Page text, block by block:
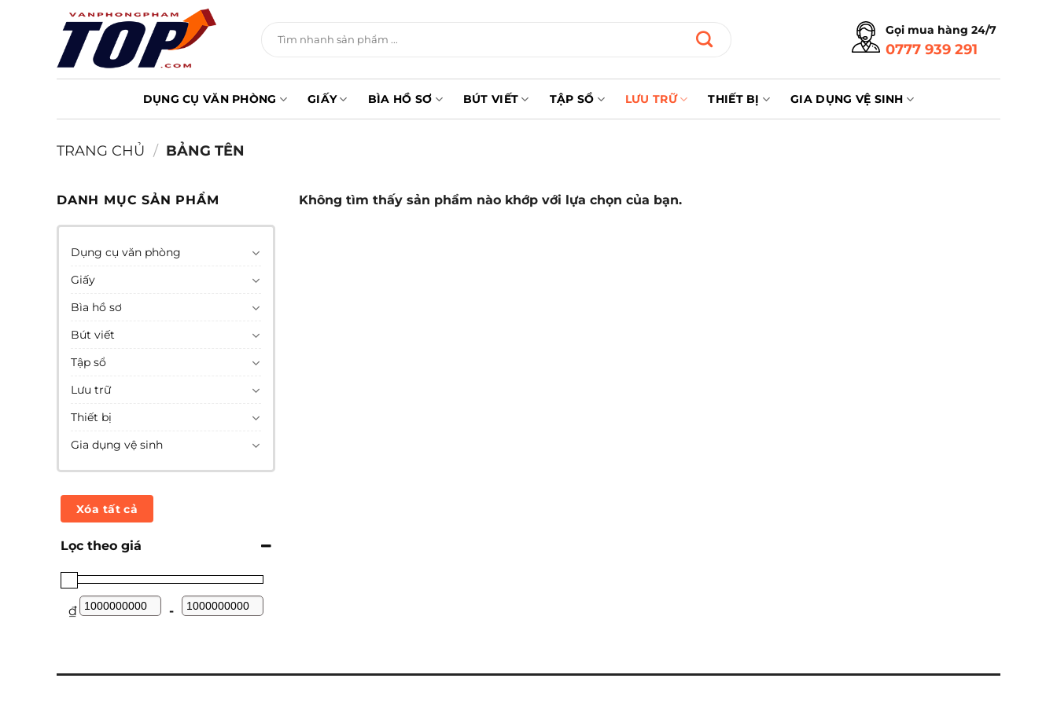
kiếm:
Gọi mua hàng 24/7
0777 939 291
DỤNG CỤ VĂN PHÒNG GIẤY BÌA HỒ SƠ BÚT VIẾT TẬP SỔ LƯU TRỮ THIẾT BỊ GIA DỤNG VỆ SINH
TRANG CHỦ / BẢNG TÊN
DANH MỤC SẢN PHẨM
Dụng cụ văn phòng
Giấy
Bìa hồ sơ
Bút viết
Tập sổ
Lưu trữ
Thiết bị
Gia dụng vệ sinh
Xóa tất cả
Lọc theo giá
₫
Minimum Price
-
Maximum Price
Không tìm thấy sản phẩm nào khớp với lựa chọn của bạn.